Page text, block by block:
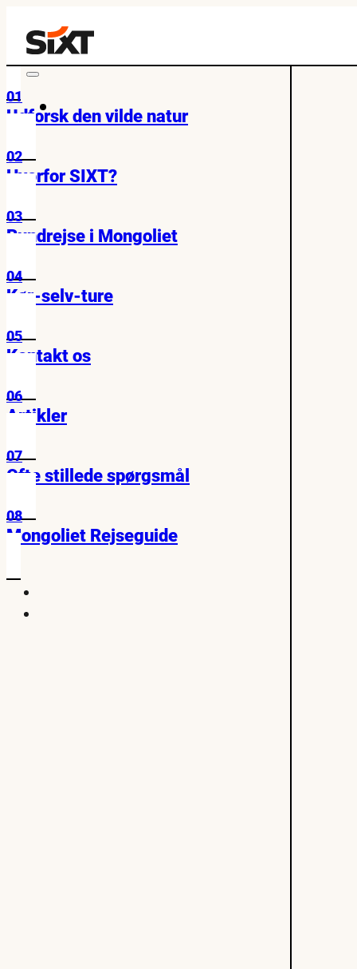
01
Udforsk den vilde natur
02
Hvorfor SIXT?
03
Rundrejse i Mongoliet
04
Kør-selv-ture
05
Kontakt os
06
Artikler
07
Ofte stillede spørgsmål
08
Mongoliet Rejseguide